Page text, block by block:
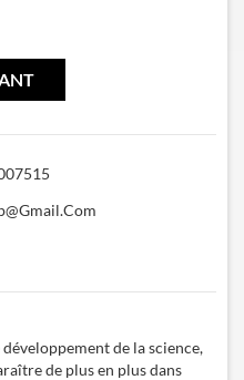
de la science,
de plus en plus dans